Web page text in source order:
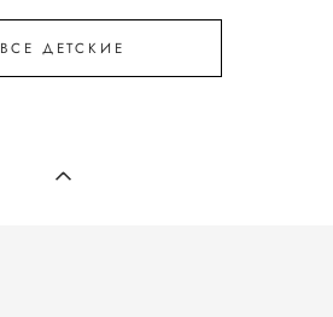
ВСЕ ДЕТСКИЕ